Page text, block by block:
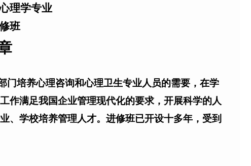
理学专业
班
门培养心理咨询和心理卫生专业人员的需要，在学
作满足我国企业管理现代化的要求，开展科学的人
、学校培养管理人才。进修班已开设十多年，受到